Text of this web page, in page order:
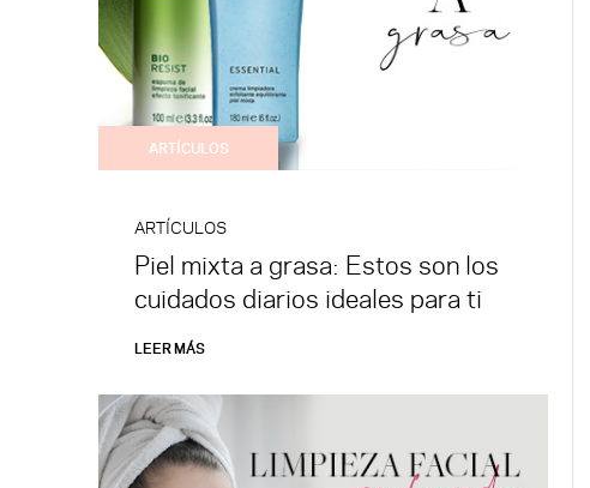
ARTÍCULOS
ARTÍCULOS
Piel mixta a grasa: Estos son los
cuidados diarios ideales para ti
LEER MÁS